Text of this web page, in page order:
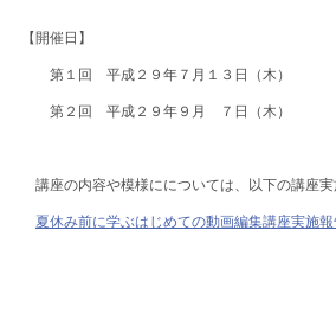
【開催日】
第１回 平成２９年７月１３日（木）
第２回 平成２９年９月 ７日（木）
講座の内容や模様にについては、以下の講座実
夏休み前に学ぶはじめての動画編集講座実施